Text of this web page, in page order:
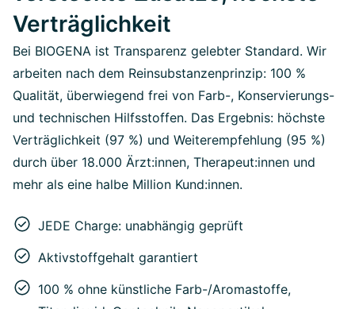
Verträglichkeit
Bei BIOGENA ist Transparenz gelebter Standard. Wir
arbeiten nach dem Reinsubstanzenprinzip: 100 %
Qualität, überwiegend frei von Farb-, Konservierungs-
und technischen Hilfsstoffen. Das Ergebnis: höchste
Verträglichkeit (97 %) und Weiterempfehlung (95 %)
durch über 18.000 Ärzt:innen, Therapeut:innen und
mehr als eine halbe Million Kund:innen.
JEDE Charge: unabhängig geprüft
Aktivstoffgehalt garantiert
100 % ohne künstliche Farb-/Aromastoffe,